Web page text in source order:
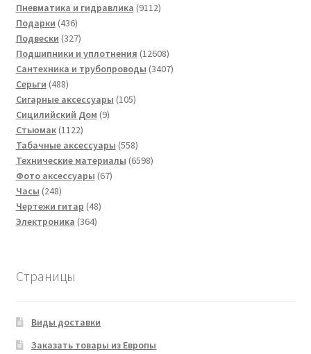
товар
Пневматика и гидравлика 91129112
Подарки 436436
товаров
Подвески 327327
товаров
Подшипники и уплотнения 1260812608
товаров
Сантехника и трубопроводы 34073407
Серьги 488488
товаров
Сигарные аксессуары 105105
Сицилийский Дом 99
Стьюмак 11221122
товара
Табачные аксессуары 558558
товаров
Технические материалы 65986598
Фото аксессуары 6767
Часы 248248
товаров
Чертежи гитар 4848
Электроника 364364
Страницы
Виды доставки
Заказать товары из Европы